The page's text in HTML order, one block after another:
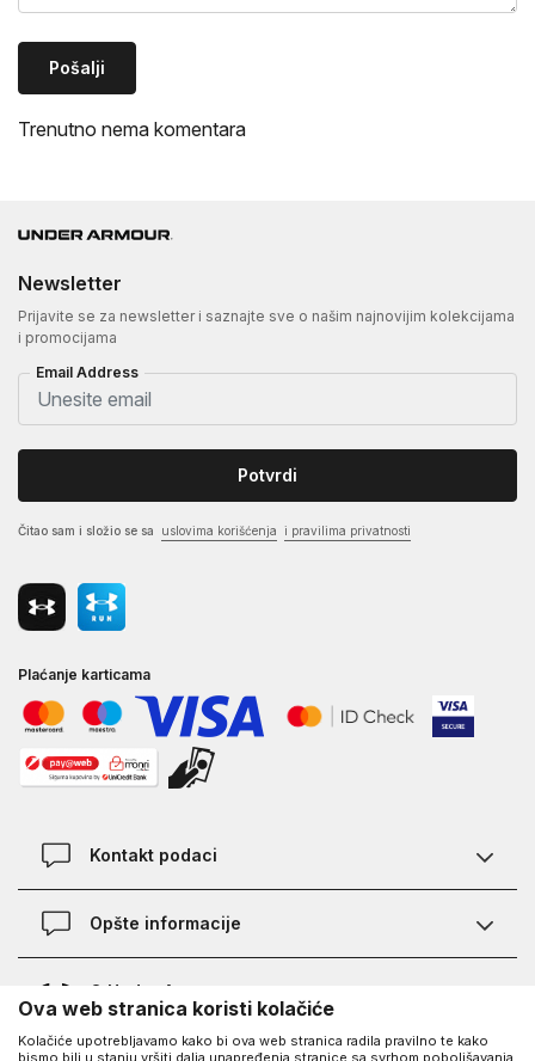
Pošalji
Trenutno nema komentara
Newsletter
Prijavite se za newsletter i saznajte sve o našim najnovijim kolekcijama
i promocijama
Email Address
Potvrdi
Čitao sam i složio se sa uslovima korišćenja i pravilima privatnosti
Plaćanje karticama
Kontakt podaci
Kontakt
Opšte informacije
Provjera statusa porudžbine
Najčešća pitanja
O Under Armour-u
O nama - priča o UA
Ova web stranica koristi kolačiće
Kolačiće upotrebljavamo kako bi ova web stranica radila pravilno te kako
bismo bili u stanju vršiti dalja unapređenja stranice sa svrhom poboljšavanja